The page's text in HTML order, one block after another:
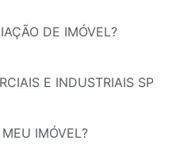
DE IMÓVEL?
E INDUSTRIAIS SP
IMÓVEL?